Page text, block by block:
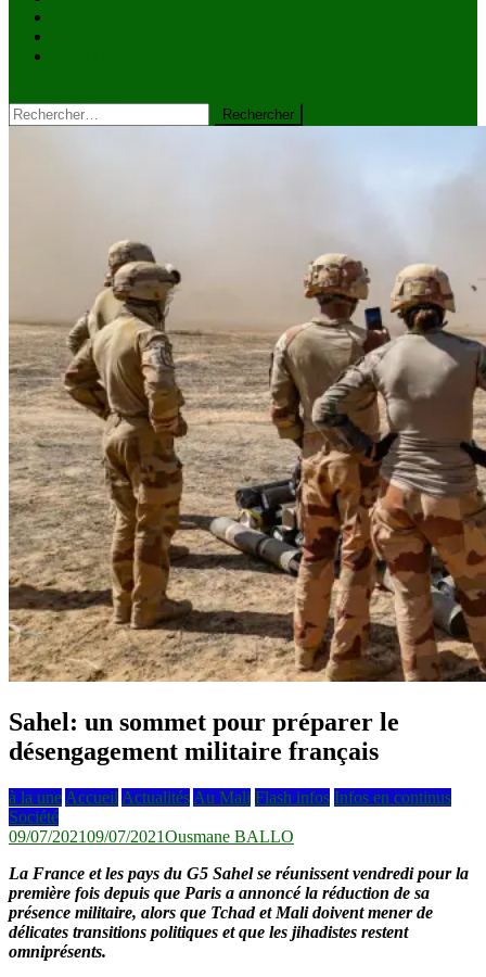
Rechercher :
Sahel: un sommet pour préparer le
désengagement militaire français
à la une Accueil Actualités Au Mali Flash infos Infos en continus
Société
09/07/202109/07/2021Ousmane BALLO
La France et les pays du G5 Sahel se réunissent vendredi pour la
première fois depuis que Paris a annoncé la réduction de sa
présence militaire, alors que Tchad et Mali doivent mener de
délicates transitions politiques et que les jihadistes restent
omniprésents.